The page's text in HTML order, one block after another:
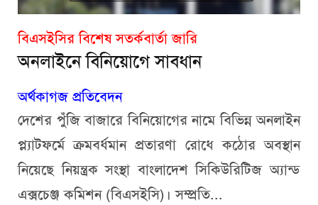
বিএসইসির বিশেষ সতর্কবার্তা জারি
অনলাইনে বিনিয়োগে সাবধান
অর্থকাগজ প্রতিবেদন
দেশের পুঁজি বাজারে বিনিয়োগের নামে বিভিন্ন অনলাইন
প্ল্যাটফর্মে ক্রমবর্ধমান প্রতারণা রোধে কঠোর অবস্থান
নিয়েছে নিয়ন্ত্রক সংস্থা বাংলাদেশ সিকিউরিটিজ অ্যান্ড
এক্সচেঞ্জ কমিশন (বিএসইসি)। সম্প্রতি...